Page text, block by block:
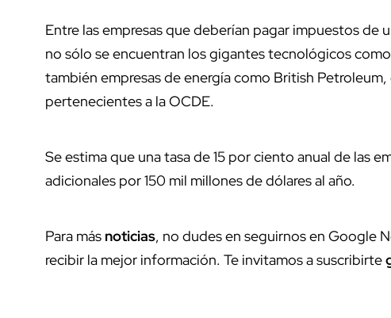
Entre las empresas que deberían pagar impuestos de
no sólo se encuentran los gigantes tecnológicos
también empresas de energía como British
pertenecientes a la OCDE.
Se estima que una tasa de 15 por ciento anual de las
adicionales por 150 mil millones de dólares al año.
Para más noticias, no dudes en seguirnos en Google
recibir la mejor información. Te invitamos a suscribirte